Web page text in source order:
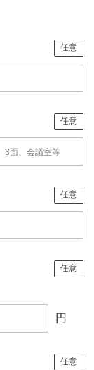
任意
任意
任意
任意
円
任意